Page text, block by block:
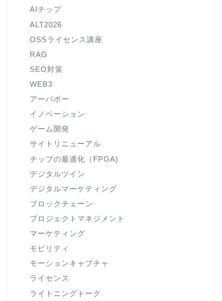
AIチップ
ALT2026
OSSライセンス講座
RAG
SEO対策
WEB3
アーパボー
イノベーション
ゲーム開発
サイトリニューアル
チップの最適化（FPGA)
デジタルツイン
デジタルマーケティング
ブロックチェーン
プロジェクトマネジメント
マーケティング
モビリティ
モーションキャプチャ
ライセンス
ライトニングトーク